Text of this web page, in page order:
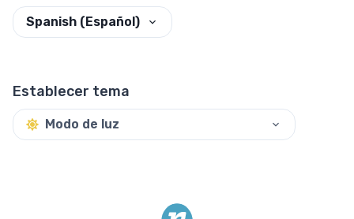
Spanish (Español)
Establecer tema
Modo de luz